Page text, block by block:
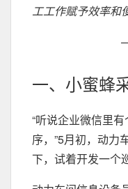
工工作赋予效率和
一、小蜜蜂
“听说企业微信里
序，”5月初，动力
下，试着开发一个